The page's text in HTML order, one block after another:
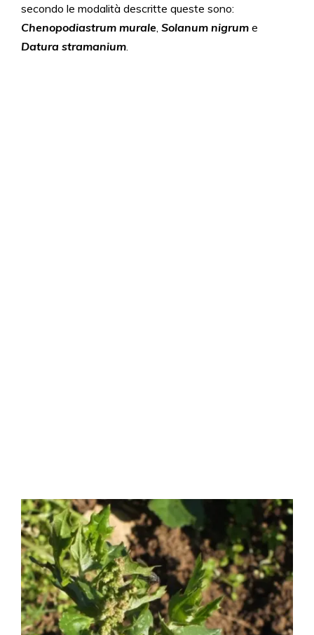
secondo le modalità descritte queste sono:
Chenopodiastrum murale Solanum nigrum e
Datura stramanium